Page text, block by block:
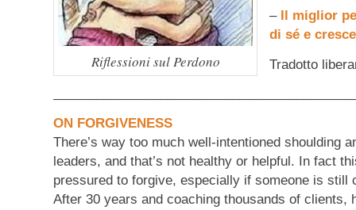
Riflessioni sul Perdono
– Il miglior
di sé e
Tradotto
ON FORGIVENESS
There’s way too much well-intentioned shoulding
leaders, and that’s not healthy or helpful. In fact
pressured to forgive, especially if someone is still
After 30 years and coaching thousands of clients,